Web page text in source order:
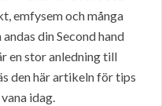
emfysem och många
din Second hand
en stor anledning till
den här artikeln för tips
idag.